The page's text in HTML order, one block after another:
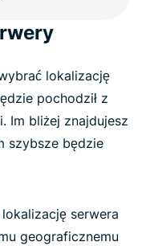
lokalizację
pochodził z
Im bliżej znajdujesz
szybsze będzie
serwera
geograficznemu